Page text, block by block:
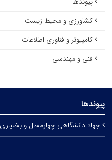
کشاورزی و محیط زیست
کامپیوتر و فناوری اطلاعات
فنی و مهندسی
پیوندها
جهاد دانشگاهی چهارمحال و بختیاری